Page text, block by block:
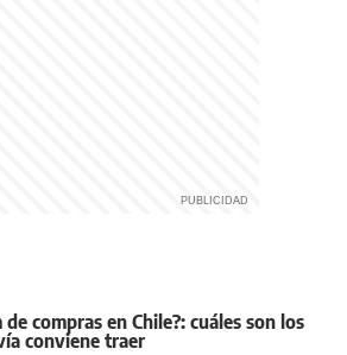
compras en Chile?: cuáles son los
conviene traer